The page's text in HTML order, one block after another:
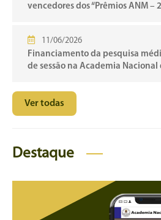
vencedores dos “Prêmios ANM –
11/06/2026
Financiamento da pesquisa
de sessão na Academia
Ver todas
Destaque